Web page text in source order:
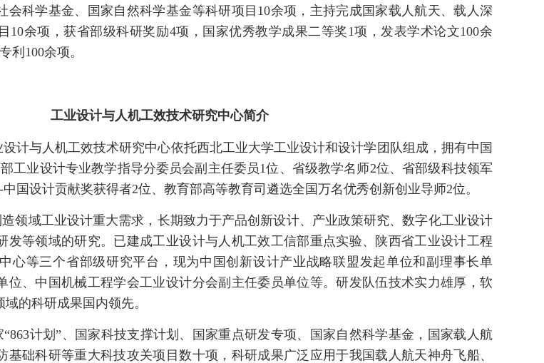
会科学基金、国家自然科学基金等科研项目10余项，主持完成国家载人航天、载人深
10余项，获省部级科研奖励4项，国家优秀教学成果二等奖1项，发表学术论文100余
利100余项。
工业设计与人机工效技术研究中心简介
计与人机工效技术研究中心依托西北工业大学工业设计和设计学团队组成，拥有中国
工业设计专业教学指导分委员会副主任委员1位、省级教学名师2位、省部级科技领军
国设计贡献奖获得者2位、教育部高等教育司遴选全国万名优秀创新创业导师2位。
领域工业设计重大需求，长期致力于产品创新设计、产业政策研究、数字化工业设计
发等领域的研究。已建成工业设计与人机工效工信部重点实验、陕西省工业设计工程
心等三个省部级研究平台，现为中国创新设计产业战略联盟发起单位和副理事长单
位、中国机械工程学会工业设计分会副主任委员单位等。研发队伍技术实力雄厚，软
的科研成果国内领先。
计划”、国家科技支撑计划、国家重点研发专项、国家自然科学基金，国家载人航
基础科研等重大科技攻关项目数十项，科研成果广泛应用于我国载人航天神舟飞船、